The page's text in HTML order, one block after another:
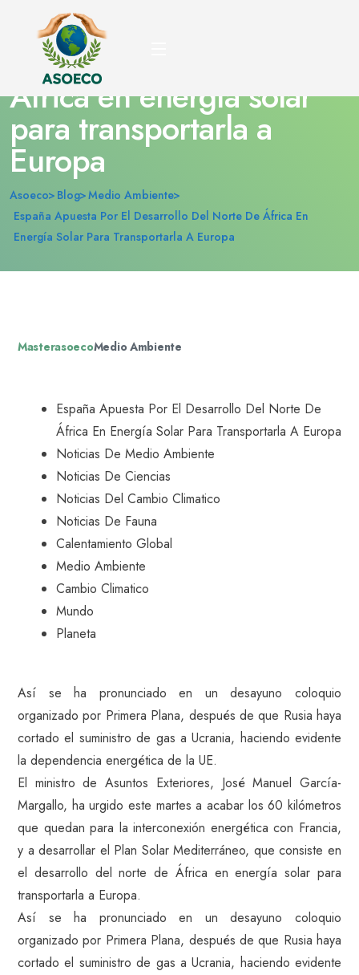
España apuesta por el
desarrollo del norte de
África en energía solar
para transportarla a
Europa
Asoeco Blog Medio Ambiente
España Apuesta Por El Desarrollo Del Norte De África En
Energía Solar Para Transportarla A Europa
MasterasoecoMedio Ambiente
España Apuesta Por El Desarrollo Del Norte De
África En Energía Solar Para Transportarla A Europa
Noticias De Medio Ambiente
Noticias De Ciencias
Noticias Del Cambio Climatico
Noticias De Fauna
Calentamiento Global
Medio Ambiente
Cambio Climatico
Mundo
Planeta
Así se ha pronunciado en un desayuno coloquio
organizado por Primera Plana, después de que Rusia haya
cortado el suministro de gas a Ucrania, haciendo evidente
la dependencia energética de la UE.
El ministro de Asuntos Exteriores, José Manuel García-
Margallo, ha urgido este martes a acabar los 60 kilómetros
que quedan para la interconexión energética con Francia,
y a desarrollar el Plan Solar Mediterráneo, que consiste en
el desarrollo del norte de África en energía solar para
transportarla a Europa.
Así se ha pronunciado en un desayuno coloquio
organizado por Primera Plana, después de que Rusia haya
cortado el suministro de gas a Ucrania, haciendo evidente